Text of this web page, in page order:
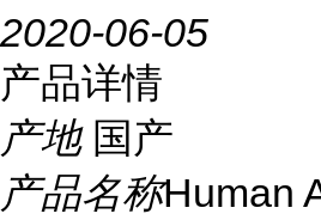
2020-06-05
产品详情
产地 国产
产品名称Human